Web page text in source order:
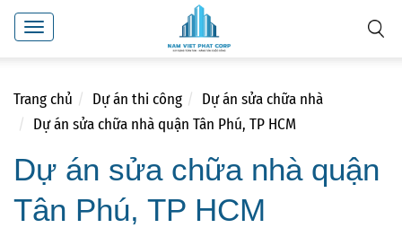
Toggle
Trang chủ Dự án thi công
Dự án sửa chữa nhà
Dự án sửa chữa nhà quận Tân Phú, TP HCM
Dự án sửa chữa nhà quận
Tân Phú, TP HCM